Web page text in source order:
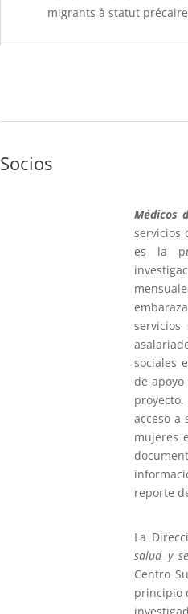
migrants à statut
Socios
Médicos
servicios
es la
sociales
de
acceso a
mujeres
reporte
La
salud y
Centro
principio